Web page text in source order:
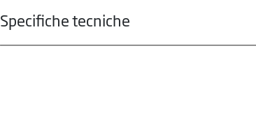
Specifiche tecniche